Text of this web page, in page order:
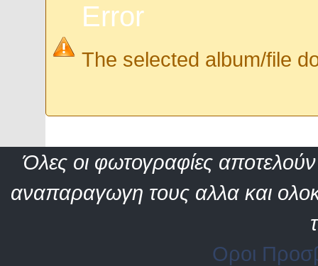
Error
The selected album/file
Όλες οι φωτογραφίες αποτελούν
αναπαραγωγη τους αλλα και
Οροι